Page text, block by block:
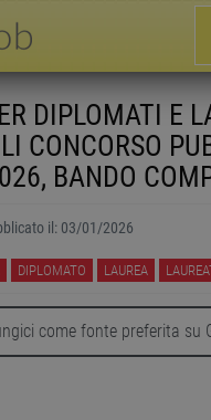
DIPLOMATI E
CONCORSO
BANDO
il: 03/01/2026
DIPLOMATO LAUREA
come fonte preferita su